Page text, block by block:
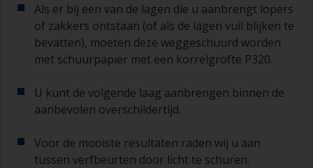
Als er bij een van de lagen die u aanbrengt lopers
of zakkers ontstaan (of als de lagen vuil blijken te
bevatten), moeten deze weggeschuurd worden
met schuurpapier met een korrelgrofte P320.
U kunt de volgende laag aanbrengen binnen de
aanbevolen overschildertijd.
Voor de mooiste resultaten raden wij u aan
tussen verfbeurten door licht te schuren.